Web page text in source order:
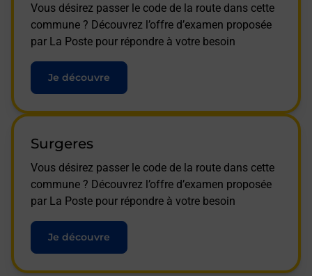
Vous désirez passer le code de la route dans cette
commune ? Découvrez l’offre d’examen proposée
par La Poste pour répondre à votre besoin
Je découvre
Surgeres
Vous désirez passer le code de la route dans cette
commune ? Découvrez l’offre d’examen proposée
par La Poste pour répondre à votre besoin
Je découvre